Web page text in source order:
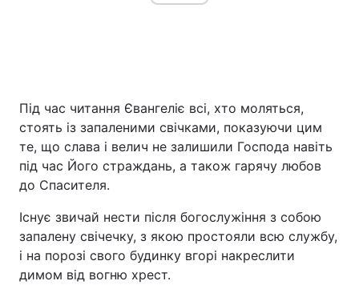
Під час читання Євангеліє всі, хто моляться,
стоять із запаленими свічками, показуючи цим
те, що слава і велич не залишили Господа навіть
під час Його страждань, а також гарячу любов
до Спасителя.
Існує звичай нести після богослужіння з собою
запалену свічечку, з якою простояли всю службу,
і на порозі свого будинку вгорі накреслити
димом від вогню хрест.